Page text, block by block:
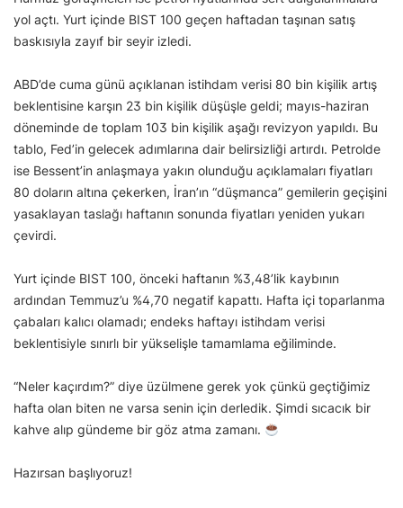
yol açtı. Yurt içinde BIST 100 geçen haftadan taşınan satış
baskısıyla zayıf bir seyir izledi.
ABD’de cuma günü açıklanan istihdam verisi 80 bin kişilik artış
beklentisine karşın 23 bin kişilik düşüşle geldi; mayıs-haziran
döneminde de toplam 103 bin kişilik aşağı revizyon yapıldı. Bu
tablo, Fed’in gelecek adımlarına dair belirsizliği artırdı. Petrolde
ise Bessent’in anlaşmaya yakın olunduğu açıklamaları fiyatları
80 doların altına çekerken, İran’ın “düşmanca” gemilerin geçişini
yasaklayan taslağı haftanın sonunda fiyatları yeniden yukarı
çevirdi.
Yurt içinde BIST 100, önceki haftanın %3,48’lik kaybının
ardından Temmuz’u %4,70 negatif kapattı. Hafta içi toparlanma
çabaları kalıcı olamadı; endeks haftayı istihdam verisi
beklentisiyle sınırlı bir yükselişle tamamlama eğiliminde.
“Neler kaçırdım?” diye üzülmene gerek yok çünkü geçtiğimiz
hafta olan biten ne varsa senin için derledik. Şimdi sıcacık bir
kahve alıp gündeme bir göz atma zamanı.
Hazırsan başlıyoruz!